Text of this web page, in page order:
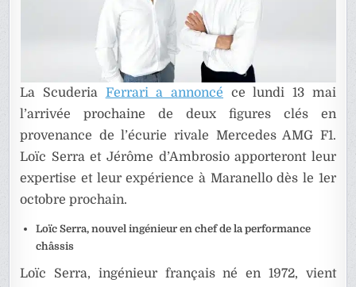
La Scuderia Ferrari a annoncé ce lundi 13 mai
l’arrivée prochaine de deux figures clés en
provenance de l’écurie rivale Mercedes AMG F1.
Loïc Serra et Jérôme d’Ambrosio apporteront leur
expertise et leur expérience à Maranello dès le 1er
octobre prochain.
Loïc Serra, nouvel ingénieur en chef de la performance
châssis
Loïc Serra, ingénieur français né en 1972, vient